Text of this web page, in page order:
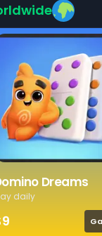
Dreams
daily